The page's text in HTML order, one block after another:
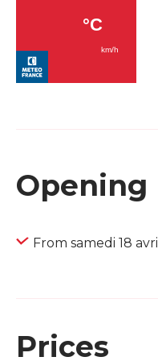
Opening
From samedi 18
Prices